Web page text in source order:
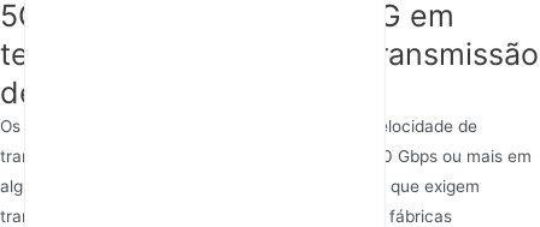
5G industriais e os DTUs 5G em
termos de velocidade de transmissão
de dados?
Os roteadores industriais 5G destacam-se pela velocidade de
transmissão de dados, oferecendo taxas de até 10 Gbps ou mais em
alguns casos. Isso os torna ideais para ambientes que exigem
transferência de dados em alta velocidade, como fábricas